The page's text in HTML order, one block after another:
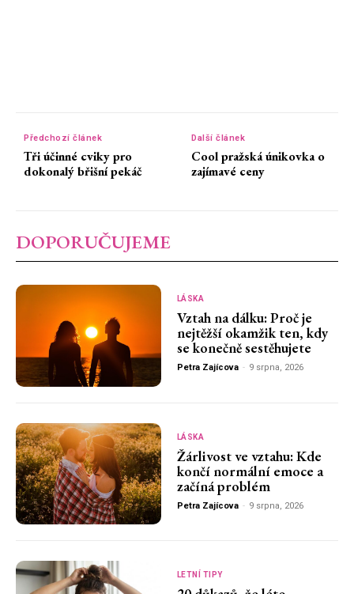
Předchozí článek
Tři účinné cviky pro
dokonalý břišní pekáč
Další článek
Cool pražská únikovka o
zajímavé ceny
DOPORUČUJEME
LÁSKA
Vztah na dálku: Proč je
nejtěžší okamžik ten, kdy
se konečně sestěhujete
Petra Zajícova - 9 srpna, 2026
LÁSKA
Žárlivost ve vztahu: Kde
končí normální emoce a
začíná problém
Petra Zajícova - 9 srpna, 2026
LETNÍ TIPY